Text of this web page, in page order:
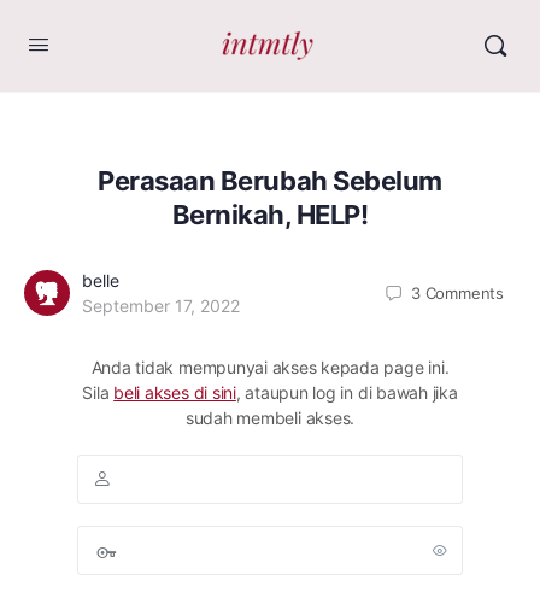
Perasaan Berubah Sebelum
Bernikah, HELP!
belle
September 17, 2022
3 Comments
Anda tidak mempunyai akses kepada page ini.
Sila beli akses di sini, ataupun log in di bawah jika
sudah membeli akses.